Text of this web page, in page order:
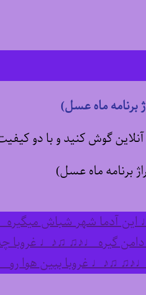
برنامه ماه عسل)
آنلاین گوش کنید و با دو
آدما شهر شباش
گیره ♩♪♫ ♫♪♩ غروبا
♫♪♩ غروبا ببین هوا